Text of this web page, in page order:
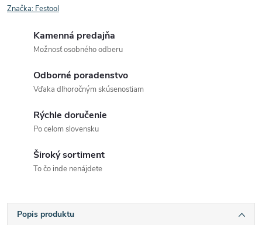
Značka: Festool
Kamenná predajňa
Možnosť osobného odberu
Odborné poradenstvo
Vďaka dlhoročným skúsenostiam
Rýchle doručenie
Po celom slovensku
Široký sortiment
To čo inde nenájdete
Popis produktu